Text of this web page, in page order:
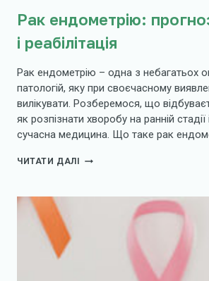
Рак ендометрію:
і реабілітація
Рак ендометрію – одна з небагатьох
патологій, яку при своєчасному
вилікувати. Розберемося, що
як розпізнати хворобу на ранній
сучасна медицина. Що таке рак
ЧИТАТИ ДАЛІ
РАК
ЛІКУВАННЯ
РЕАБІЛІТАЦІЯ